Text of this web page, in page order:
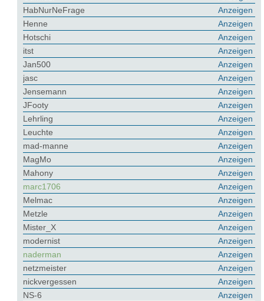
Anzeigen
HabNurNeFrage
Anzeigen
Henne
Anzeigen
Hotschi
Anzeigen
itst
Anzeigen
Jan500
Anzeigen
jasc
Anzeigen
Jensemann
Anzeigen
JFooty
Anzeigen
Lehrling
Anzeigen
Leuchte
Anzeigen
mad-manne
Anzeigen
MagMo
Anzeigen
Mahony
Anzeigen
marc1706
Anzeigen
Melmac
Anzeigen
Metzle
Anzeigen
Mister_X
Anzeigen
modernist
Anzeigen
naderman
Anzeigen
netzmeister
Anzeigen
nickvergessen
Anzeigen
NS-6